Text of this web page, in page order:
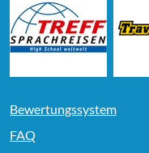
Bewertungssystem
FAQ